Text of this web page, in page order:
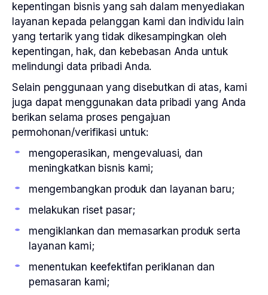
kepentingan bisnis yang sah dalam menyediakan
layanan kepada pelanggan kami dan individu lain
yang tertarik yang tidak dikesampingkan oleh
kepentingan, hak, dan kebebasan Anda untuk
melindungi data pribadi Anda.
Selain penggunaan yang disebutkan di atas, kami
juga dapat menggunakan data pribadi yang Anda
berikan selama proses pengajuan
permohonan/verifikasi untuk:
mengoperasikan, mengevaluasi, dan
meningkatkan bisnis kami;
mengembangkan produk dan layanan baru;
melakukan riset pasar;
mengiklankan dan memasarkan produk serta
layanan kami;
menentukan keefektifan periklanan dan
pemasaran kami;